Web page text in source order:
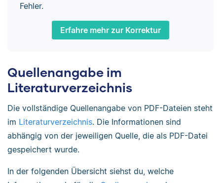
Fehler.
Erfahre mehr zur Korrektur
Quellenangabe im
Literaturverzeichnis
Die vollständige Quellenangabe von PDF-Dateien steht
im Literaturverzeichnis. Die Informationen sind
abhängig von der jeweiligen Quelle, die als PDF-Datei
gespeichert wurde.
In der folgenden Übersicht siehst du, welche